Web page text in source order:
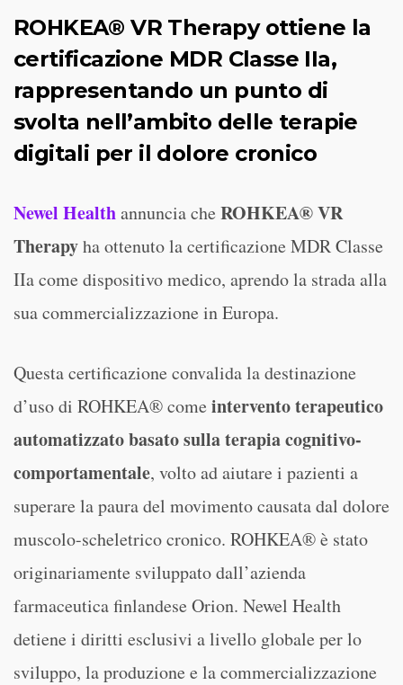
ROHKEA® VR Therapy ottiene la
certificazione MDR Classe IIa,
rappresentando un punto di
svolta nell’ambito delle terapie
digitali per il dolore cronico
Newel Healthannuncia che ROHKEA® VR
Therapyha ottenuto la certificazione MDR Classe
IIa come dispositivo medico, aprendo la strada alla
sua commercializzazione in Europa.
Questa certificazione convalida la destinazione
d’uso di ROHKEA® come intervento terapeutico
automatizzato basato sulla terapia cognitivo-
comportamentale, volto ad aiutare i pazienti a
superare la paura del movimento causata dal dolore
muscolo-scheletrico cronico. ROHKEA® è stato
originariamente sviluppato dall’azienda
farmaceutica finlandese Orion. Newel Health
detiene i diritti esclusivi a livello globale per lo
sviluppo, la produzione e la commercializzazione